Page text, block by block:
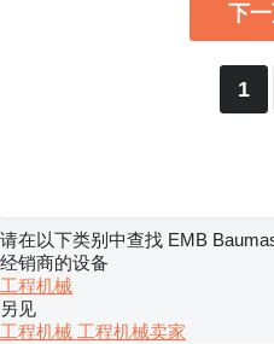
下
1
请在以下类别中查找 EMB
经销商的设备
工程机械
另见
工程机械 工程机械卖家